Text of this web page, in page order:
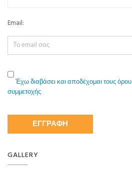
Email:
Έχω διαβάσει και αποδέχομαι τους
συμμετοχής
GALLERY